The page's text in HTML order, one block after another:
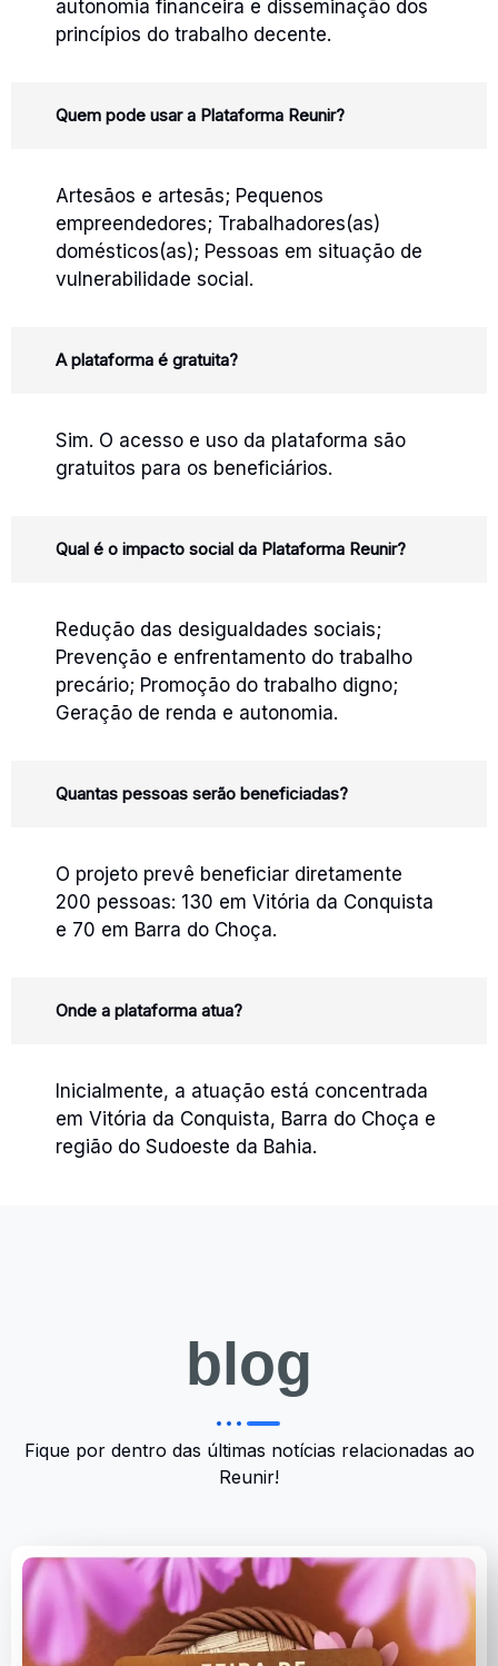
autonomia financeira e disseminação dos
princípios do trabalho decente.
Quem pode usar a Plataforma Reunir?
Artesãos e artesãs; Pequenos
empreendedores; Trabalhadores(as)
domésticos(as); Pessoas em situação de
vulnerabilidade social.
A plataforma é gratuita?
Sim. O acesso e uso da plataforma são
gratuitos para os beneficiários.
Qual é o impacto social da Plataforma Reunir?
Redução das desigualdades sociais;
Prevenção e enfrentamento do trabalho
precário; Promoção do trabalho digno;
Geração de renda e autonomia.
Quantas pessoas serão beneficiadas?
O projeto prevê beneficiar diretamente
200 pessoas: 130 em Vitória da Conquista
e 70 em Barra do Choça.
Onde a plataforma atua?
Inicialmente, a atuação está concentrada
em Vitória da Conquista, Barra do Choça e
região do Sudoeste da Bahia.
blog
blog
Fique por dentro das últimas notícias relacionadas ao
Reunir!